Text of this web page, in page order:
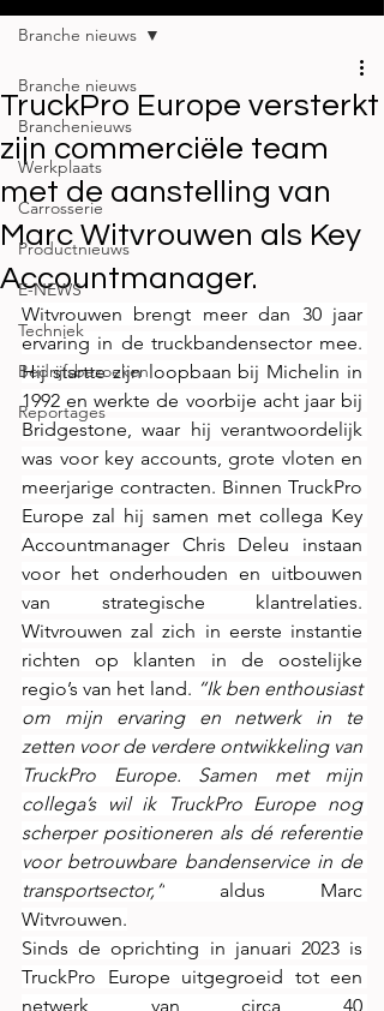
Branche nieuws
Branchenieuws
Werkplaats
Carrosserie
Productnieuws
E-NEWS
Techniek
Bedrijfsbezoeken
Reportages
Branche nieuws
TruckPro Europe versterkt
zijn commerciële team
met de aanstelling van
Marc Witvrouwen als Key
Accountmanager.
Witvrouwen brengt meer dan 30 jaar
ervaring in de truckbandensector mee.
Hij startte zijn loopbaan bij Michelin in
1992 en werkte de voorbije acht jaar bij
Bridgestone, waar hij verantwoordelijk
was voor key accounts, grote vloten en
meerjarige contracten. Binnen TruckPro
Europe zal hij samen met collega Key
Accountmanager Chris Deleu instaan
voor het onderhouden en uitbouwen
van strategische klantrelaties.
Witvrouwen zal zich in eerste instantie
richten op klanten in de oostelijke
regio’s van het land. “Ik ben enthousiast
om mijn ervaring en netwerk in te
zetten voor de verdere ontwikkeling van
TruckPro Europe. Samen met mijn
collega’s wil ik TruckPro Europe nog
scherper positioneren als dé referentie
voor betrouwbare bandenservice in de
transportsector,” aldus Marc
Witvrouwen.
Sinds de oprichting in januari 2023 is
TruckPro Europe uitgegroeid tot een
netwerk van circa 40